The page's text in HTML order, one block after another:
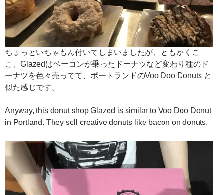
ちょっといちゃもん付いてしまいましたが、ともかくこ
こ、Glazedはベーコンが乗ったドーナツなど変わり種のド
ーナツを色々売ってて、ポートランドのVoo Doo Donuts と
似た感じです。
Anyway, this donut shop Glazed is similar to Voo Doo Donut
in Portland. They sell creative donuts like bacon on donuts.